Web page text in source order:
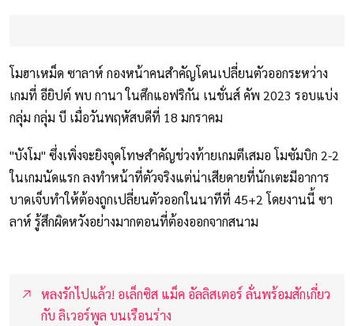
โมฮาเหม็ด ซาลาห์ กองหน้าคนสำคัญโดนเปลี่ยนตัวออกระหว่าง
เกมที่ อียิปต์ พบ กานา ในศึกแอฟริกัน เนชั่นส์ คัพ 2023 รอบแบ่ง
กลุ่ม กลุ่ม บี เมื่อวันพฤหัสบดีที่ 18 มกราคม
"บังโม" ซึ่งเพิ่งจะยิงจุดโทษสำคัญช่วงท้ายเกมตีเสมอ โมซัมบิก 2-2
ในเกมนัดแรก ลงทำหน้าที่ตัวจริงแต่น่าเสียดายที่นักเตะมีอาการ
บาดเจ็บทำให้ต้องถูกเปลี่ยนตัวออกในนาทีที่ 45+2 โดยงานนี้ ซา
ลาห์ รู้สึกผิดหวังอย่างมากตอนที่ต้องออกจากสนาม
หลงรักไปแล้ว! อเล็กซิส แม็ค อัลลิสเตอร์ ลั่นพร้อมสักเกี่ยว
กับ ลิเวอร์พูล บนเรือนร่าง